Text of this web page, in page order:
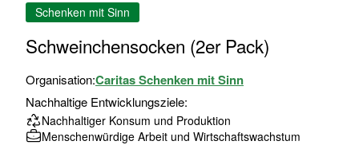
Anfang
der
Bildgalerie
springen
Schenken mit Sinn
Schweinchensocken (2er Pack)
Organisation:Caritas Schenken mit Sinn
Nachhaltige Entwicklungsziele:
Nachhaltiger Konsum und Produktion
Menschenwürdige Arbeit und Wirtschaftswachstum